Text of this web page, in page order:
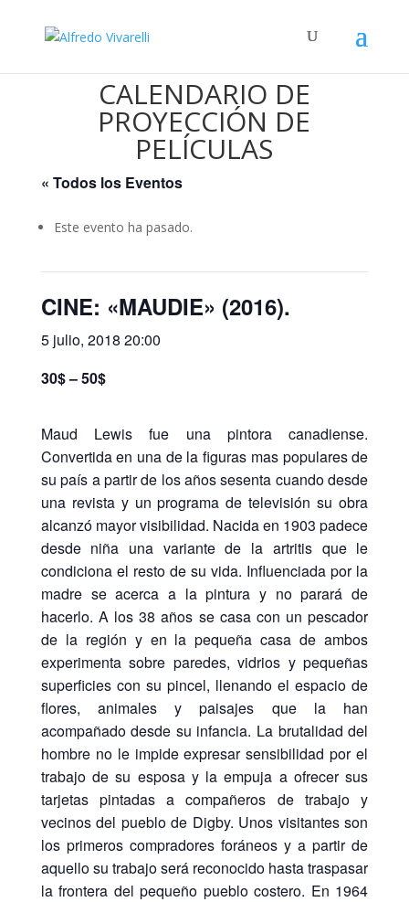
CALENDARIO DE
PROYECCIÓN DE
PELÍCULAS
« Todos los Eventos
Este evento ha pasado.
CINE: «MAUDIE» (2016).
5 julio, 2018 20:00
30$ – 50$
Maud Lewis fue una pintora canadiense.
Convertida en una de la figuras mas populares de
su país a partir de los años sesenta cuando desde
una revista y un programa de televisión su obra
alcanzó mayor visibilidad. Nacida en 1903 padece
desde niña una variante de la artritis que le
condiciona el resto de su vida. Influenciada por la
madre se acerca a la pintura y no parará de
hacerlo. A los 38 años se casa con un pescador
de la región y en la pequeña casa de ambos
experimenta sobre paredes, vidrios y pequeñas
superficies con su pincel, llenando el espacio de
flores, animales y paisajes que la han
acompañado desde su infancia. La brutalidad del
hombre no le impide expresar sensibilidad por el
trabajo de su esposa y la empuja a ofrecer sus
tarjetas pintadas a compañeros de trabajo y
vecinos del pueblo de Digby. Unos visitantes son
los primeros compradores foráneos y a partir de
aquello su trabajo será reconocido hasta traspasar
la frontera del pequeño pueblo costero. En 1964